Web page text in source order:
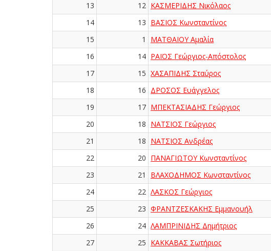
13
12 ΚΑΣΜΕΡΙΔΗΣ Νικόλαος
14
13 ΒΑΣΙΟΣ Κωνσταντίνος
15
1 ΜΑΤΘΑΙΟΥ Αμαλία
16
14 ΡΑΪΟΣ Γεώργιος-Απόστολος
17
15 ΧΑΣΑΠΙΔΗΣ Σταύρος
18
16 ΔΡΟΣΟΣ Ευάγγελος
19
17 ΜΠΕΚΤΑΣΙΑΔΗΣ Γεώργιος
20
18 ΝΑΤΣΙΟΣ Γεώργιος
21
18 ΝΑΤΣΙΟΣ Ανδρέας
22
20 ΠΑΝΑΓΙΩΤΟΥ Κωνσταντίνος
23
21 ΒΛΑΧΟΔΗΜΟΣ Κωνσταντίνος
24
22 ΛΑΣΚΟΣ Γεώργιος
25
23 ΦΡΑΝΤΖΕΣΚΑΚΗΣ Εμμανουήλ
26
24 ΛΑΜΠΡΙΝΙΔΗΣ Δημήτριος
27
25 ΚΑΚΚΑΒΑΣ Σωτήριος